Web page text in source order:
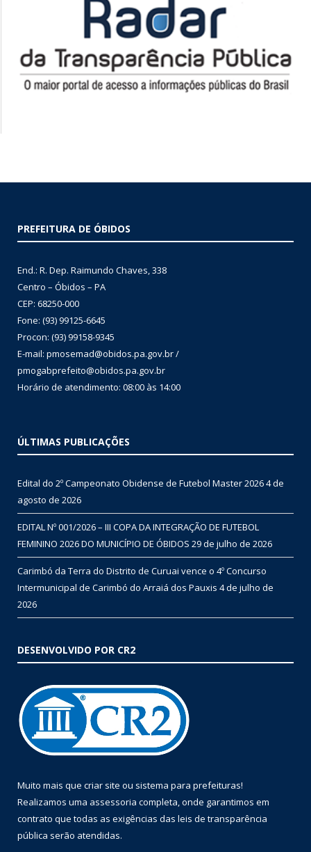
PREFEITURA DE ÓBIDOS
End.: R. Dep. Raimundo Chaves, 338
Centro – Óbidos – PA
CEP: 68250-000
Fone: (93) 99125-6645
Procon: (93) 99158-9345
E-mail: pmosemad@obidos.pa.gov.br /
pmogabprefeito@obidos.pa.gov.br
Horário de atendimento: 08:00 às 14:00
ÚLTIMAS PUBLICAÇÕES
Edital do 2º Campeonato Obidense de Futebol Master 20264 de
agosto de 2026
EDITAL Nº 001/2026 – III COPA DA INTEGRAÇÃO DE FUTEBOL
FEMININO 2026 DO MUNICÍPIO DE ÓBIDOS 29 de julho de 2026
Carimbó da Terra do Distrito de Curuai vence o 4º Concurso
Intermunicipal de Carimbó do Arraiá dos Pauxis 4 de julho de
2026
DESENVOLVIDO POR CR2
Muito mais que criar site ou sistema para prefeituras!
Realizamos uma assessoria completa, onde garantimos em
contrato que todas as exigências das leis de transparência
pública serão atendidas.